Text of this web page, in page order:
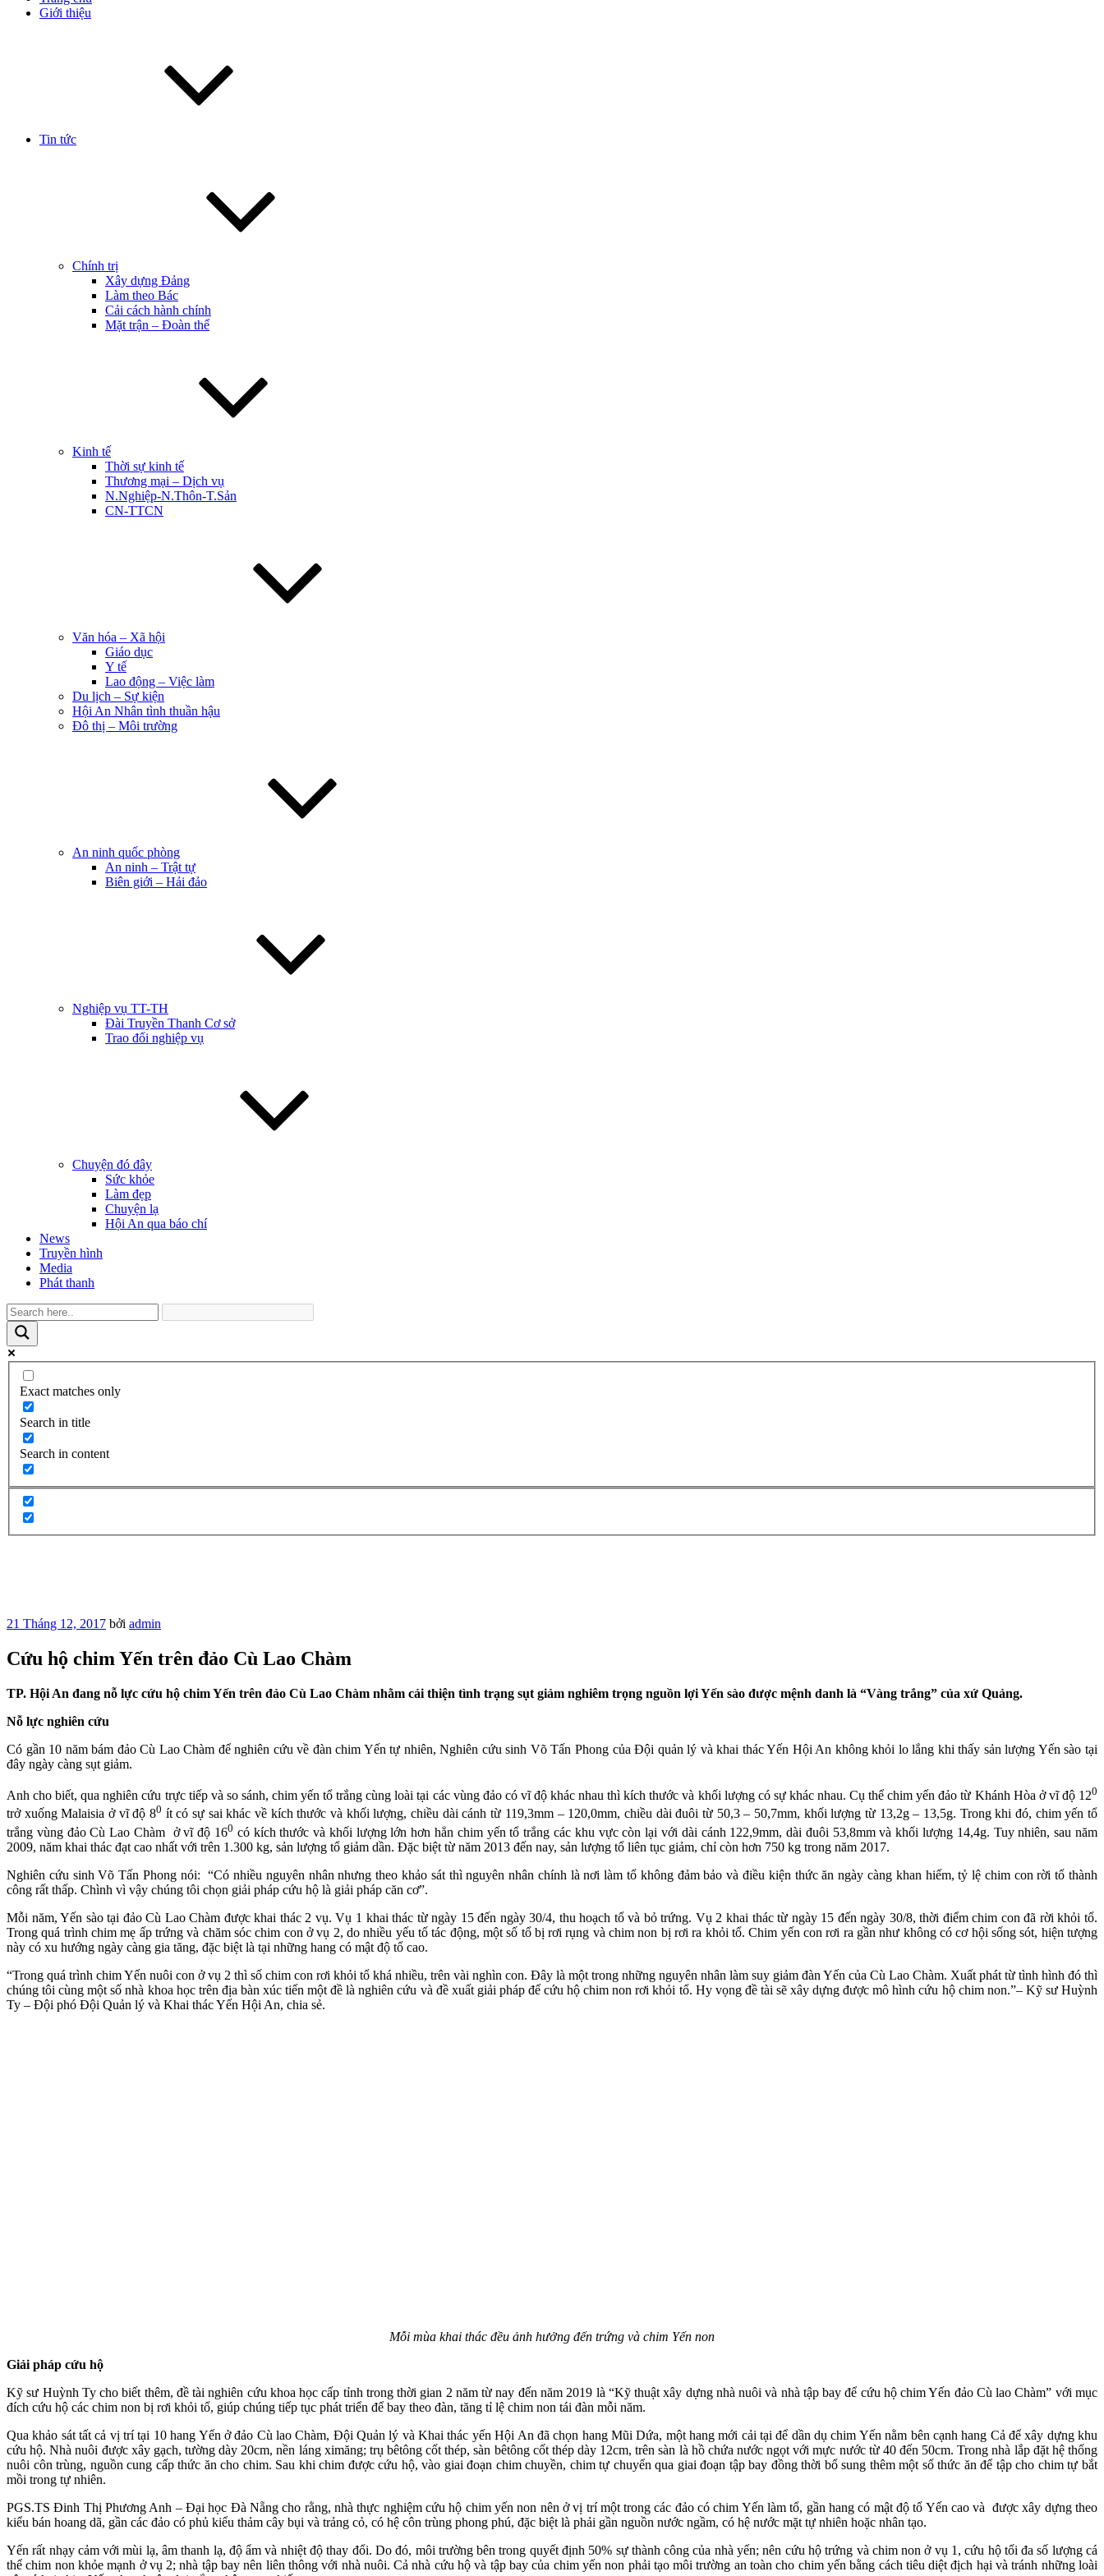
Giới thiệu
Tin tức
Chính trị
Xây dựng Đảng
Làm theo Bác
Cải cách hành chính
Mặt trận – Đoàn thể
Kinh tế
Thời sự kinh tế
Thương mại – Dịch vụ
N.Nghiệp-N.Thôn-T.Sản
CN-TTCN
Văn hóa – Xã hội
Giáo dục
Y tế
Lao động – Việc làm
Du lịch – Sự kiện
Hội An Nhân tình thuần hậu
Đô thị – Môi trường
An ninh quốc phòng
An ninh – Trật tự
Biên giới – Hải đảo
Nghiệp vụ TT-TH
Đài Truyền Thanh Cơ sở
Trao đổi nghiệp vụ
Chuyện đó đây
Sức khỏe
Làm đẹp
Chuyện lạ
Hội An qua báo chí
News
Truyền hình
Media
Phát thanh
Exact matches only
Search in title
Search in content
Đăng
21 Tháng 12, 2017 bởi admin
Cứu hộ chim Yến trên đảo Cù Lao Chàm
TP. Hội An đang nỗ lực cứu hộ chim Yến trên đảo Cù Lao Chàm nhằm cải thiện tình trạng sụt giảm nghiêm trọng nguồn lợi Yến sào được mệnh danh là “Vàng trắng” của xứ Quảng.
Nỗ lực nghiên cứu
Có gần 10 năm bám đảo Cù Lao Chàm để nghiên cứu về đàn chim Yến tự nhiên, Nghiên cứu sinh Võ Tấn Phong của Đội quản lý và khai thác Yến Hội An không khỏi lo lắng khi thấy sản lượng Yến sào tại
đây ngày càng sụt giảm.
Anh cho biết, qua nghiên cứu trực tiếp và so sánh, chim yến tổ trắng cùng loài tại các vùng đảo có vĩ độ khác nhau thì kích thước và khối lượng có sự khác nhau. Cụ thể chim yến đảo từ Khánh Hòa ở vĩ độ 120
trở xuống Malaisia ở vĩ độ 80 ít có sự sai khác về kích thước và khối lượng, chiều dài cánh từ 119,3mm – 120,0mm, chiều dài đuôi từ 50,3 – 50,7mm, khối lượng từ 13,2g – 13,5g. Trong khi đó, chim yến tổ
trắng vùng đảo Cù Lao Chàm ở vĩ độ 160 có kích thước và khối lượng lớn hơn hẳn chim yến tổ trắng các khu vực còn lại với dài cánh 122,9mm, dài đuôi 53,8mm và khối lượng 14,4g. Tuy nhiên, sau năm
2009, năm khai thác đạt cao nhất với trên 1.300 kg, sản lượng tổ giảm dần. Đặc biệt từ năm 2013 đến nay, sản lượng tổ liên tục giảm, chỉ còn hơn 750 kg trong năm 2017.
Nghiên cứu sinh Võ Tấn Phong nói: “Có nhiều nguyên nhân nhưng theo khảo sát thì nguyên nhân chính là nơi làm tổ không đảm bảo và điều kiện thức ăn ngày càng khan hiếm, tỷ lệ chim con rời tổ thành
công rất thấp. Chình vì vậy chúng tôi chọn giải pháp cứu hộ là giải pháp căn cơ”.
Mỗi năm, Yến sào tại đảo Cù Lao Chàm được khai thác 2 vụ. Vụ 1 khai thác từ ngày 15 đến ngày 30/4, thu hoạch tổ và bỏ trứng. Vụ 2 khai thác từ ngày 15 đến ngày 30/8, thời điểm chim con đã rời khỏi tổ.
Trong quá trình chim mẹ ấp trứng và chăm sóc chim con ở vụ 2, do nhiều yếu tố tác động, một số tổ bị rơi rụng và chim non bị rơi ra khỏi tổ. Chim yến con rơi ra gần như không có cơ hội sống sót, hiện tượng
này có xu hướng ngày càng gia tăng, đặc biệt là tại những hang có mật độ tổ cao.
“Trong quá trình chim Yến nuôi con ở vụ 2 thì số chim con rơi khỏi tổ khá nhiều, trên vài nghìn con. Đây là một trong những nguyên nhân làm suy giảm đàn Yến của Cù Lao Chàm. Xuất phát từ tình hình đó thì
chúng tôi cùng một số nhà khoa học trên địa bàn xúc tiến một đề là nghiên cứu và đề xuất giải pháp để cứu hộ chim non rơi khỏi tổ. Hy vọng đề tài sẽ xây dựng được mô hình cứu hộ chim non.”– Kỹ sư Huỳnh
Ty – Đội phó Đội Quản lý và Khai thác Yến Hội An, chia sẻ.
Mỗi mùa khai thác đều ảnh hưởng đến trứng và chim Yến non
Giải pháp cứu hộ
Kỹ sư Huỳnh Ty cho biết thêm, đề tài nghiên cứu khoa học cấp tỉnh trong thời gian 2 năm từ nay đến năm 2019 là “Kỹ thuật xây dựng nhà nuôi và nhà tập bay để cứu hộ chim Yến đảo Cù lao Chàm” với mục
đích cứu hộ các chim non bị rơi khỏi tổ, giúp chúng tiếp tục phát triển để bay theo đàn, tăng tỉ lệ chim non tái đàn mỗi năm.
Qua khảo sát tất cả vị trí tại 10 hang Yến ở đảo Cù lao Chàm, Đội Quản lý và Khai thác yến Hội An đã chọn hang Mũi Dứa, một hang mới cải tại để dần dụ chim Yến nằm bên cạnh hang Cả để xây dựng khu
cứu hộ. Nhà nuôi được xây gạch, tường dày 20cm, nền láng ximăng; trụ bêtông cốt thép, sàn bêtông cốt thép dày 12cm, trên sàn là hồ chứa nước ngọt với mực nước từ 40 đến 50cm. Trong nhà lắp đặt hệ thống
nuôi côn trùng, nguồn cung cấp thức ăn cho chim. Sau khi chim được cứu hộ, vào giai đoạn chim chuyền, chim tự chuyển qua giai đoạn tập bay đồng thời bổ sung thêm một số thức ăn để tập cho chim tự bắt
mồi trong tự nhiên.
PGS.TS Đinh Thị Phương Anh – Đại học Đà Nẵng cho rằng, nhà thực nghiệm cứu hộ chim yến non nên ở vị trí một trong các đảo có chim Yến làm tổ, gần hang có mật độ tổ Yến cao và được xây dựng theo
kiểu bán hoang dã, gần các đảo có phủ kiểu thảm cây bụi và trảng cỏ, có hệ côn trùng phong phú, đặc biệt là phải gần nguồn nước ngầm, có hệ nước mặt tự nhiên hoặc nhân tạo.
Yến rất nhạy cảm với mùi lạ, âm thanh lạ, độ ẩm và nhiệt độ thay đổi. Do đó, môi trường bên trong quyết định 50% sự thành công của nhà yến; nên cứu hộ trứng và chim non ở vụ 1, cứu hộ tối đa số lượng cá
thể chim non khỏe mạnh ở vụ 2; nhà tập bay nên liên thông với nhà nuôi. Cả nhà cứu hộ và tập bay của chim yến non phải tạo môi trường an toàn cho chim yến bằng cách tiêu diệt địch hại và tránh những loài